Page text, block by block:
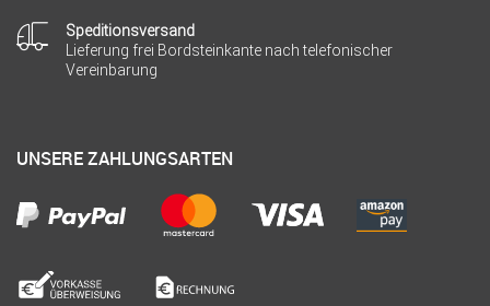
Speditionsversand
Lieferung frei Bordsteinkante nach telefonischer
Vereinbarung
UNSERE ZAHLUNGSARTEN